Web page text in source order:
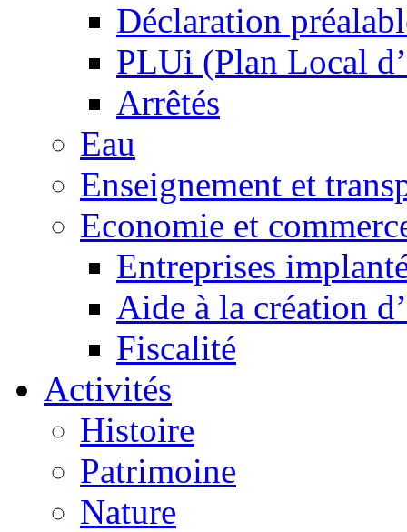
Déclaration
PLUi (Plan Local
Arrêtés
Eau
Enseignement et
Economie et
Entreprises
Aide à la création
Fiscalité
Activités
Histoire
Patrimoine
Nature